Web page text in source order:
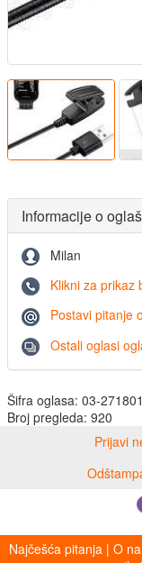
Informacije o
Milan
Klikni za prikaz
Postavi pitanje
Ostali oglasi
Šifra oglasa: 03-
Broj pregleda: 920
Prijavi
Najčešća pitanja | O